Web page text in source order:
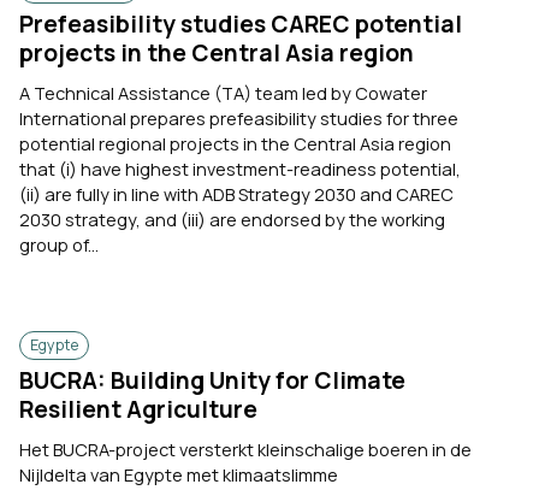
Prefeasibility studies CAREC potential
projects in the Central Asia region
A Technical Assistance (TA) team led by Cowater
International prepares prefeasibility studies for three
potential regional projects in the Central Asia region
that (i) have highest investment-readiness potential,
(ii) are fully in line with ADB Strategy 2030 and CAREC
2030 strategy, and (iii) are endorsed by the working
group of...
Egypte
BUCRA: Building Unity for Climate
Resilient Agriculture
Het BUCRA-project versterkt kleinschalige boeren in de
Nijldelta van Egypte met klimaatslimme